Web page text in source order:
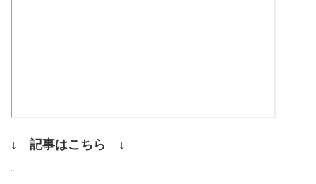
↓ 記事はこちら ↓
.